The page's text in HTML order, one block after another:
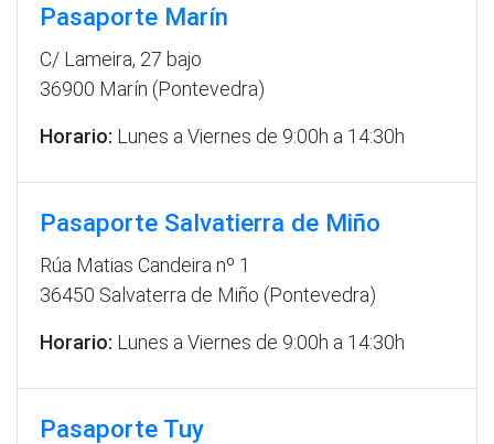
Pasaporte Marín
C/ Lameira, 27 bajo
36900 Marín (Pontevedra)
Horario: Lunes a Viernes de 9:00h a 14:30h
Pasaporte Salvatierra de Miño
Rúa Matias Candeira nº 1
36450 Salvaterra de Miño (Pontevedra)
Horario: Lunes a Viernes de 9:00h a 14:30h
Pasaporte Tuy